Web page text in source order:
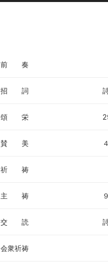
前 奏
招 詞
頌 栄
賛 美
祈 祷
主 祷
交 読
会衆祈祷